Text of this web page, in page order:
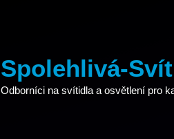
Spolehlivá-
Odborníci na svítidla a osvětlení pro